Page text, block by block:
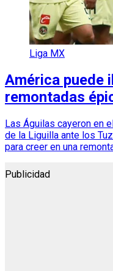
Liga MX
América puede
remontadas
Las Águilas cayeron en
de la Liguilla ante los
para creer en una
Publicidad